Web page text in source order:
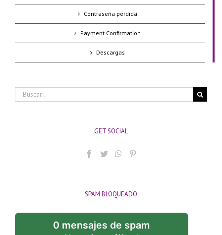
Contraseña perdida
Payment Confirmation
Descargas
Buscar:
GET SOCIAL
SPAM BLOQUEADO
0 mensajes de spam